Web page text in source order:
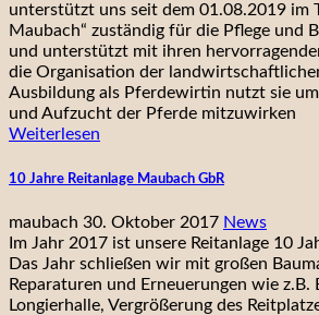
unterstützt uns seit dem 01.08.2019 im
Maubach“ zuständig für die Pflege und
und unterstützt mit ihren
die Organisation der
Ausbildung als Pferdewirtin nutzt sie
und Aufzucht der Pferde mitzuwirken
Weiterlesen
10 Jahre Reitanlage Maubach GbR
maubach 30. Oktober 2017 News
Im Jahr 2017 ist unsere Reitanlage 10
Das Jahr schließen wir mit großen
Reparaturen und Erneuerungen wie z.B.
Longierhalle, Vergrößerung des